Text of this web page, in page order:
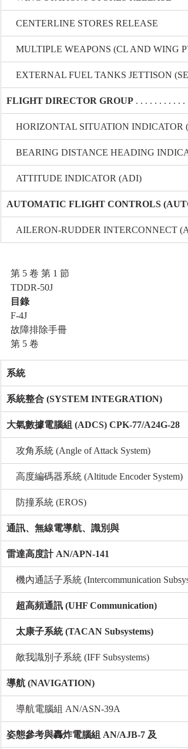
CENTERLINE STORES RELEASE
MULTIPLE WEAPONS (CL AND WING
EXTERNAL FUEL TANKS JETTISON
FLIGHT DIRECTOR GROUP . . . . . . . . . .
HORIZONTAL SITUATION INDICATOR
BEARING DISTANCE HEADING
ATTITUDE INDICATOR (ADI)
AUTOMATIC FLIGHT CONTROLS
AILERON-RUDDER INTERCONNECT
第 5 卷 第 1 節
TDDR-50J
目錄
F-4J
故障排除手冊
第 5 卷
系統
系統整合 (SYSTEM INTEGRATION)
大氣數據電腦組 (ADCS) CPK-77/A24G-28
攻角系統 (Angle of Attack System)
高度編碼器系統 (Altitude Encoder System)
防撞系統 (EROS)
通訊、無線電導航、識別與
雷達高度計 AN/APN-141
機內通話子系統 (Intercommunication
超高頻通訊 (UHF Communication)
太康子系統 (TACAN Subsystems)
敵我識別子系統 (IFF Subsystems)
導航 (NAVIGATION)
導航電腦組 AN/ASN-39A
姿態參考與轟炸電腦組 AN/AJB-7 及